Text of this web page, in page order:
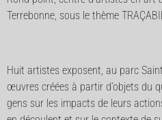
Terrebonne, sous le thème
Huit artistes exposent, au parc
œuvres créées à partir d’objets du
gens sur les impacts de leurs